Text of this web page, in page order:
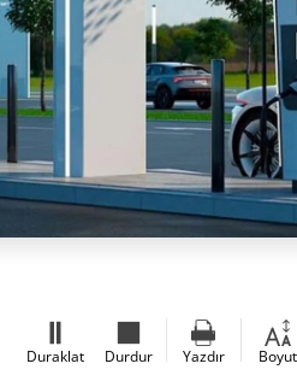
Duraklat Durdur Yazdır Boyut